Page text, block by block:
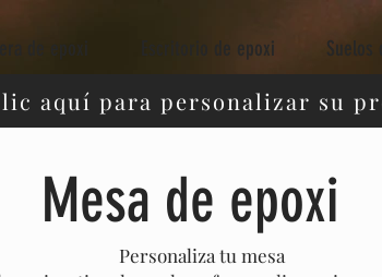
Escritorio de epoxi Suelos
Mesa de epoxi
Personaliza tu mesa